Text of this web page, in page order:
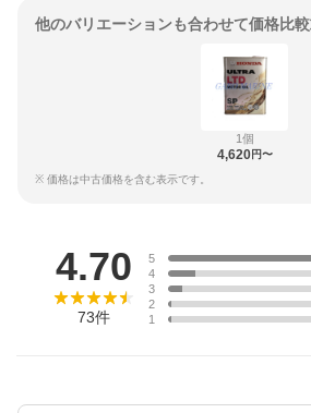
他のバリエーションも合わせて価格比較
1個
4,620円〜
※ 価格は中古価格を含む表示です。
4.70
73件
5
4
3
2
1